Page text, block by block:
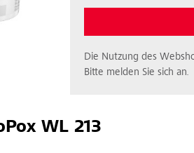
Die Nutzung des
Bitte melden Sie sich an.
WL 213